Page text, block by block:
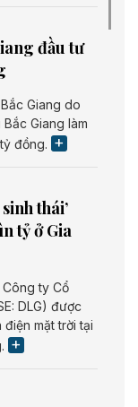
đầu tư
Giang do
Giang làm
đồng.
thái’
tỷ ở Gia
ty Cổ
DLG) được
mặt trời tại